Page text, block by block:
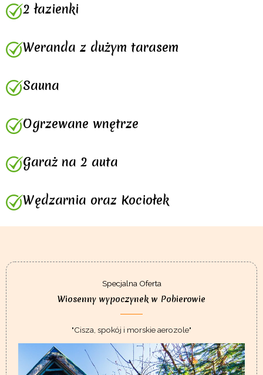
2 łazienki
Weranda z dużym tarasem
Sauna
Ogrzewane wnętrze
Garaż na 2 auta
Wędzarnia oraz Kociołek
Specjalna Oferta
Wiosenny wypoczynek w Pobierowie
"Cisza, spokój i morskie aerozole"